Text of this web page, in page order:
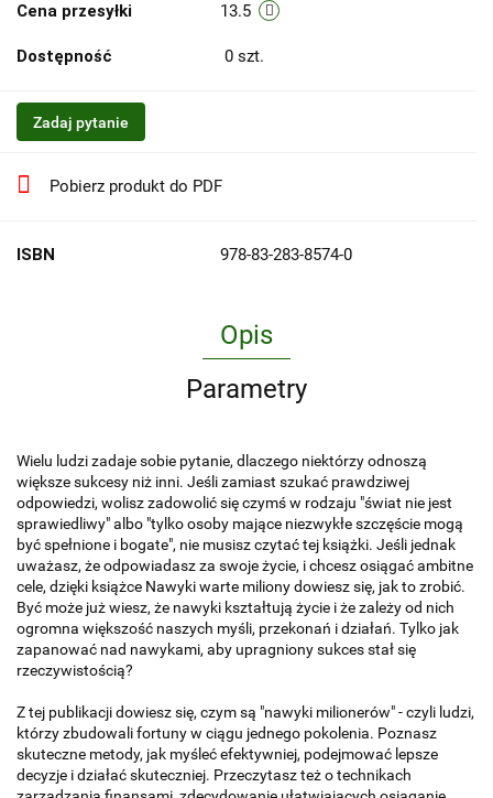
Cena przesyłki 13.5
Dostępność 0 szt.
Zadaj pytanie
Pobierz produkt do PDF
ISBN 978-83-283-8574-0
Opis
Parametry
Wielu ludzi zadaje sobie pytanie, dlaczego niektórzy odnoszą
większe sukcesy niż inni. Jeśli zamiast szukać prawdziwej
odpowiedzi, wolisz zadowolić się czymś w rodzaju "świat nie jest
sprawiedliwy" albo "tylko osoby mające niezwykłe szczęście mogą
być spełnione i bogate", nie musisz czytać tej książki. Jeśli jednak
uważasz, że odpowiadasz za swoje życie, i chcesz osiągać ambitne
cele, dzięki książce Nawyki warte miliony dowiesz się, jak to zrobić.
Być może już wiesz, że nawyki kształtują życie i że zależy od nich
ogromna większość naszych myśli, przekonań i działań. Tylko jak
zapanować nad nawykami, aby upragniony sukces stał się
rzeczywistością?
Z tej publikacji dowiesz się, czym są "nawyki milionerów" - czyli ludzi,
którzy zbudowali fortuny w ciągu jednego pokolenia. Poznasz
skuteczne metody, jak myśleć efektywniej, podejmować lepsze
decyzje i działać skuteczniej. Przeczytasz też o technikach